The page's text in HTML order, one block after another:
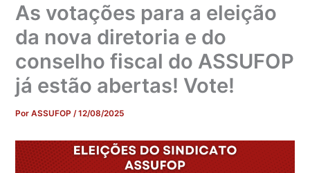
As votações para a eleição
da nova diretoria e do
conselho fiscal do ASSUFOP
já estão abertas! Vote!
PorASSUFOP/12/08/2025